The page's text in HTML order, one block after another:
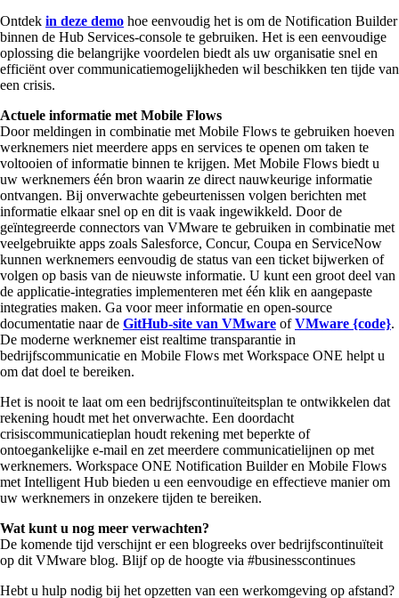
Ontdek in deze demo hoe eenvoudig het is om de Notification Builder
binnen de Hub Services-console te gebruiken. Het is een eenvoudige
oplossing die belangrijke voordelen biedt als uw organisatie snel en
efficiënt over communicatiemogelijkheden wil beschikken ten tijde van
een crisis.
Actuele informatie met Mobile Flows
Door meldingen in combinatie met Mobile Flows te gebruiken hoeven
werknemers niet meerdere apps en services te openen om taken te
voltooien of informatie binnen te krijgen. Met Mobile Flows biedt u
uw werknemers één bron waarin ze direct nauwkeurige informatie
ontvangen. Bij onverwachte gebeurtenissen volgen berichten met
informatie elkaar snel op en dit is vaak ingewikkeld. Door de
geïntegreerde connectors van VMware te gebruiken in combinatie met
veelgebruikte apps zoals Salesforce, Concur, Coupa en ServiceNow
kunnen werknemers eenvoudig de status van een ticket bijwerken of
volgen op basis van de nieuwste informatie. U kunt een groot deel van
de applicatie-integraties implementeren met één klik en aangepaste
integraties maken. Ga voor meer informatie en open-source
documentatie naar de GitHub-site van VMware ofVMware {code}.
De moderne werknemer eist realtime transparantie in
bedrijfscommunicatie en Mobile Flows met Workspace ONE helpt u
om dat doel te bereiken.
Het is nooit te laat om een bedrijfscontinuïteitsplan te ontwikkelen dat
rekening houdt met het onverwachte. Een doordacht
crisiscommunicatieplan houdt rekening met beperkte of
ontoegankelijke e-mail en zet meerdere communicatielijnen op met
werknemers. Workspace ONE Notification Builder en Mobile Flows
met Intelligent Hub bieden u een eenvoudige en effectieve manier om
uw werknemers in onzekere tijden te bereiken.
Wat kunt u nog meer verwachten?
De komende tijd verschijnt er een blogreeks over bedrijfscontinuïteit
op dit VMware blog. Blijf op de hoogte via #businesscontinues
Hebt u hulp nodig bij het opzetten van een werkomgeving op afstand?